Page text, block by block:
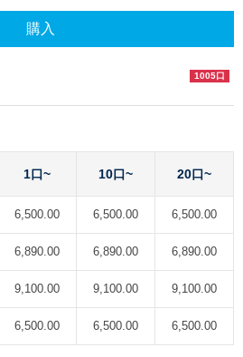
購入
1005口
1口~ 10口~ 20口~
6,500.00 6,500.00 6,500.00
6,890.00 6,890.00 6,890.00
9,100.00 9,100.00 9,100.00
6,500.00 6,500.00 6,500.00